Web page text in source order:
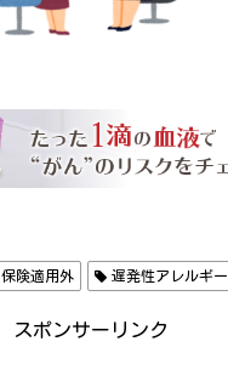
保険適用外 遅発性アレルギー
スポンサーリンク